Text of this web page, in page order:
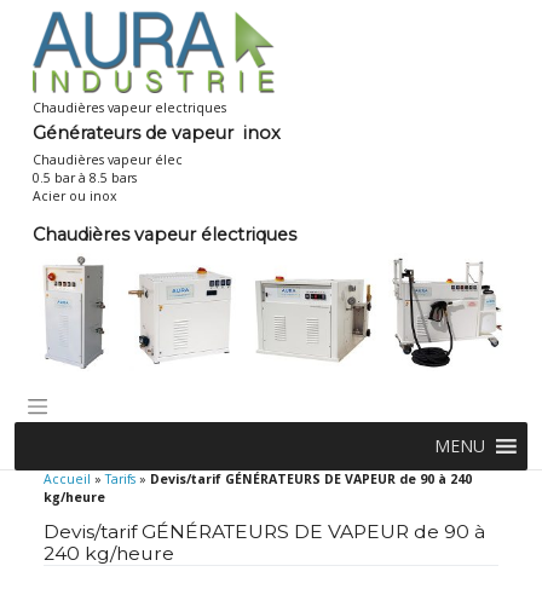
content
Chaudières vapeur electriques
Générateurs de vapeur inox
Chaudières vapeur élec
0.5 bar à 8.5 bars
Acier ou inox
Chaudières vapeur électriques
MENU
Accueil »Tarifs » Devis/tarif GÉNÉRATEURS DE VAPEUR de 90 à 240
kg/heure
Devis/tarif GÉNÉRATEURS DE VAPEUR de 90 à
240 kg/heure